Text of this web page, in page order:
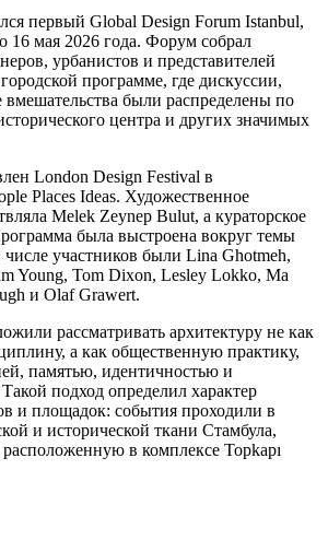
первый Global Design Forum Istanbul,
16 мая 2026 года. Форум собрал
урбанистов и представителей
программе, где дискуссии,
были распределены по
центра и других значимых
London Design Festival в
Places Ideas. Художественное
Melek Zeynep Bulut, а кураторское
была выстроена вокруг темы
участников были Lina Ghotmeh,
Young, Tom Dixon, Lesley Lokko, Ma
и Olaf Grawert.
рассматривать архитектуру не как
а как общественную практику,
памятью, идентичностью и
подход определил характер
и площадок: события проходили в
и исторической ткани Стамбула,
в комплексе Topkapı